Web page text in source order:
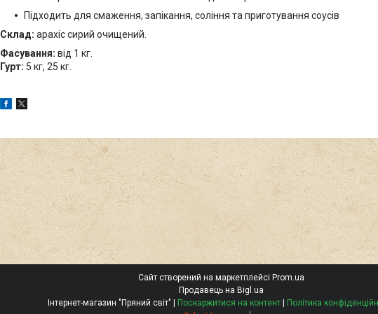
Підходить для смаження, запікання, соління та приготування соусів
Склад: арахіс сирий очищений.
Фасування: від 1 кг.
Гурт: 5 кг, 25 кг.
Сайт створений на маркетплейсі Prom.ua
Продавець на Bigl.ua
Інтернет-магазин "Пряний світ" | Поскаржитися на контент | Політика